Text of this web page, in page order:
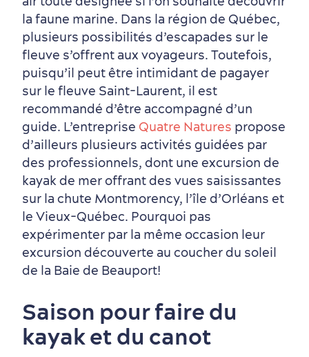
la faune marine. Dans la région de Québec,
plusieurs possibilités d’escapades sur le
fleuve s’offrent aux voyageurs. Toutefois,
puisqu’il peut être intimidant de pagayer
sur le fleuve Saint-Laurent, il est
recommandé d’être accompagné d’un
guide. L’entreprise Quatre Natures propose
d’ailleurs plusieurs activités guidées par
des professionnels, dont une excursion de
kayak de mer offrant des vues saisissantes
sur la chute Montmorency, l’île d’Orléans et
le Vieux-Québec. Pourquoi pas
expérimenter par la même occasion leur
excursion découverte au coucher du soleil
de la Baie de Beauport!
Saison pour faire du
kayak et du canot